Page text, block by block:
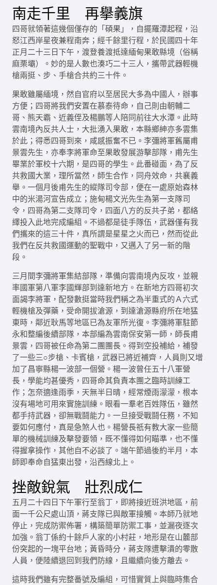
南走千里 再擧義旗
四哥就領著這幾個僅存的「碩果」，自擺羅潭起程，沿
怒江西岸星夜兼程南奔；經千餘里行程，於民國四十年
正月二十三日下午，渡登養渡抵達緬甸果敢縣境（俗稱
麻栗壩）。妙的是人數也湊巧二十三人，攜帶武器輕機
槍兩挺、步、手槍合共約三十件。
果敢雖屬緬境，然自官府以至居民大多為中國人，辦事
方便；四哥將我們安置在慕泰待命，自己則由朝輔二
哥、熊天霸、近義侄及楊鵬等人陪同前往大水潭。此時
雲南境內反共人士，大批湧入果敢，本縣鄉紳亦多雲集
於此；得悉四哥到來，咸感振奮不已。李彌將軍舊屬甫
景雲先生，亦奉李將軍命至果敢發展游擊部隊，甫先生
畢業於軍校十六期，是四哥的學生。此番碰面，為了反
共救國大業，理所當然，師生合作，同舟效命，共襄義
舉。一個月後甫先生的縱隊司令部，便在一處原始森林
中的米湯河宣告成立；施甸楊文光先生為第一支隊司
令，四哥為第二支隊司令，四面八方的反共子弟，都絡
繹投入此地完成編組。不過都是徒手隊伍，武器僅有我
們攜來的這三十件，真所謂是星星之火而已，然而從此
我們在反共救國運動的聖戰中，又邁入了另一新的階
段。
三月間李彌將軍集結部隊，準備向雲南境內反攻，並親
率國軍第八軍李國輝部到達新地方。在新地方四哥初次
面謁李將軍，配發數挺當時我們稱之為半重式的Ａ六式
輕機槍及彈藥，受命開拔滄源，到達滄源縣府所在地猛
東時，鄰近耿馬等地區已為友軍所光復。李彌將軍駐節
永和整編後續部隊，本部編為雲南保安第一師，師長甫
景雲，四哥被任命為第二團團長。得到空投補給，補發
了一些三○步槍、卡賓槍，武器已將近補齊，人員則又增
加了昌寧縣楊一波部一個營。楊一波曾任五十八軍營
長，學能均甚優秀，四哥命其負責本團之臨時訓練工
作；怎奈適逢雨季，天無半日晴，經常煙雨濛濛，根本
沒有場地可用來實施訓練。眼看一羣老百姓隊伍，雖然
都手持武器，卻無戰鬪能力。一旦接受戰鬪任務，不知
要如何應付，真是急煞人也。楊營長祇有教大家一些簡
單的機械訓練及擊發要領，既不懂得如何瞄準，也不懂
得握拿操作，其他自不必談了。端午節過後約半月，本
師即奉命自猛東出發，沿西線北上。
挫敵銳氣 壯烈成仁
五月二十四日下午軍行至翁丁，即將接近班洪地區，前
面一千公尺處山頂，蔣支隊已與敵軍接觸。本師乃就地
停止，完成防禦佈署，構築簡單防禦工事，並漏夜逐次
加強。翁丁係約十餘戶人家的小村莊，地形是在山麓部
份突起的一塊平台地；黃昏時分，蔣支隊遭擊潰的零散
人員，便陸續退回到我們防線，且繼續向後方離去。
這時我們雖有完整番號及編組，可惜實質上與臨時集合